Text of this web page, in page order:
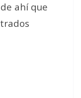
ahí que